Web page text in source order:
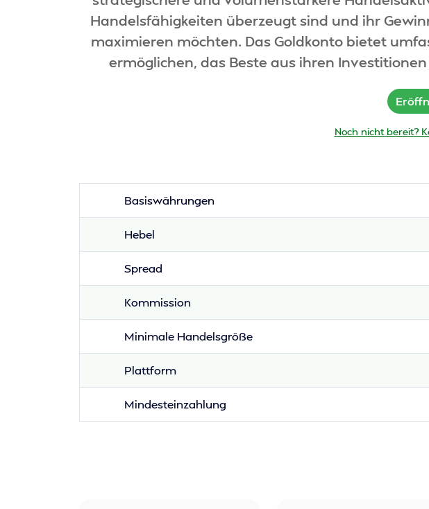
Handelsfähigkeiten überzeugt sind und ihr
maximieren möchten. Das Goldkonto bietet
ermöglichen, das Beste aus ihren
Noch nicht bereit?
Basiswährungen
Hebel
Spread
Kommission
Minimale Handelsgröße
Plattform
Mindesteinzahlung